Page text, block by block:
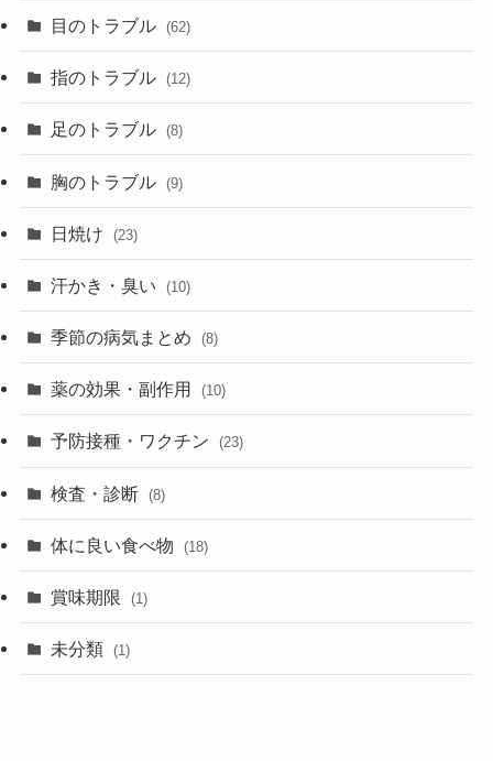
目のトラブル (62)
指のトラブル (12)
足のトラブル (8)
胸のトラブル (9)
日焼け (23)
汗かき・臭い (10)
季節の病気まとめ (8)
薬の効果・副作用 (10)
予防接種・ワクチン (23)
検査・診断 (8)
体に良い食べ物 (18)
賞味期限 (1)
未分類 (1)